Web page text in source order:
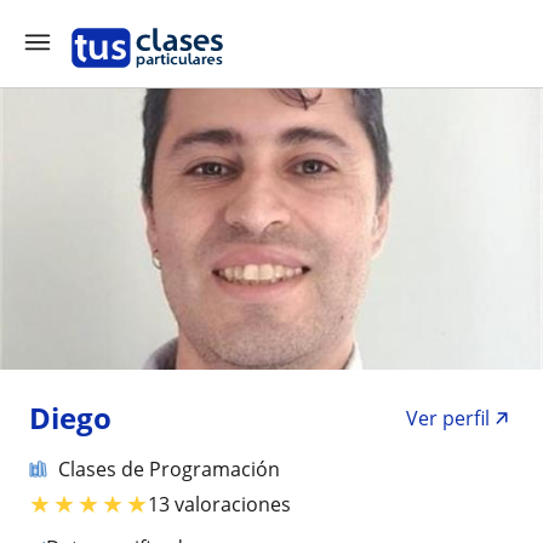
Diego
Ver perfil
Clases de Programación
★★★★★13 valoraciones